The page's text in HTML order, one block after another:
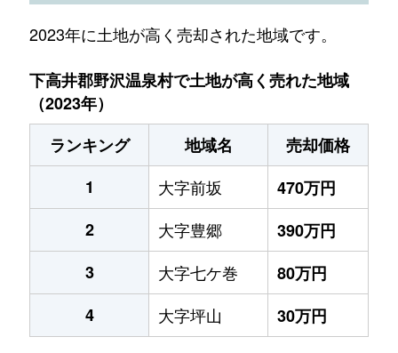
2023年に土地が高く売却された地域です。
下高井郡野沢温泉村で土地が高く売れた地域
（2023年）
ランキング
地域名
売却価格
1
大字前坂
470万円
2
大字豊郷
390万円
3
大字七ケ巻
80万円
4
大字坪山 30万円